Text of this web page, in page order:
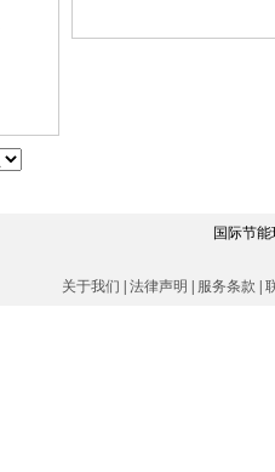
国际节能
关于我们 法律声明 服务条款